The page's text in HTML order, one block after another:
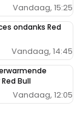
Vandaag, 15:25
ondanks Red
Vandaag, 14:45
Bull
Vandaag, 12:05